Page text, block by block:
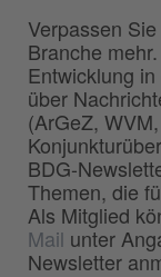
Verpassen
Branche
Entwicklung
über
(ArGeZ,
BDG-
Themen, die
Als Mitglied
Mail unter
Newsletter